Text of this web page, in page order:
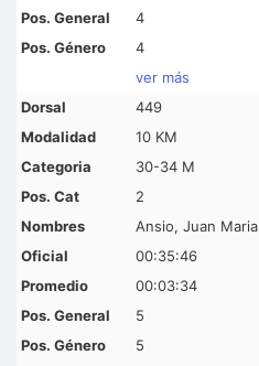
4
4
ver más
449
10 KM
30-34 M
2
Ansio, Juan Maria
00:35:46
00:03:34
5
5